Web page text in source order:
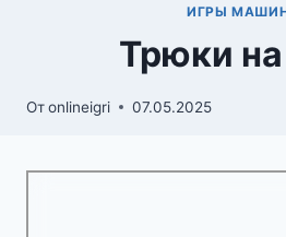
ИГРЫ
Трюки
Отonlineigri 07.05.2025